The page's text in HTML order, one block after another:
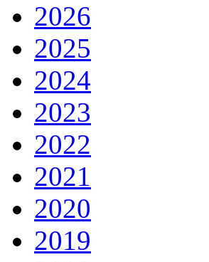
2026
2025
2024
2023
2022
2021
2020
2019